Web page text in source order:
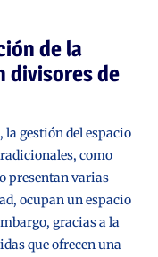
de la
divisores de
gestión del espacio
como
presentan varias
ocupan un espacio
gracias a la
que ofrecen una